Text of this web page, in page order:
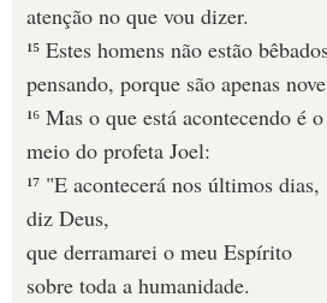
atenção no que vou dizer.
¹⁵ Estes homens não estão
pensando, porque são apenas
¹⁶ Mas o que está acontecendo é
meio do profeta Joel:
¹⁷ "E acontecerá nos últimos dias,
diz Deus,
que derramarei o meu Espírito
sobre toda a humanidade.